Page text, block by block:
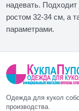
надевать.
ростом 32-34 см, а
параметрами.
Одежда для кукол
производства.